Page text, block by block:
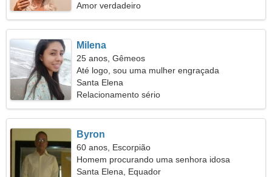
Amor verdadeiro
Milena
25 anos, Gêmeos
Até logo, sou uma mulher engraçada
Santa Elena
Relacionamento sério
Byron
60 anos, Escorpião
Homem procurando uma senhora idosa
Santa Elena, Equador